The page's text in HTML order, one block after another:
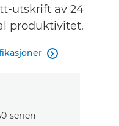
utskrift av 24
produktivitet.
